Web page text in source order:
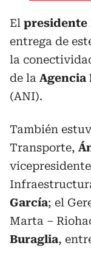
El presidente
entrega de
la
de la Agencia
(ANI).
También
Transporte,
García; el
Marta –
Buraglia,